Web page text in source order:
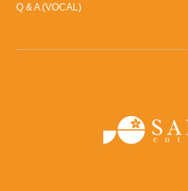
Q & A (VOCAL)